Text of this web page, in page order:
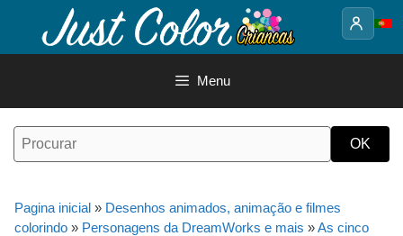
o
Menu
Pagina inicial » Desenhos animados, animação e filmes
colorindo » Personagens da DreamWorks e mais »As cinco